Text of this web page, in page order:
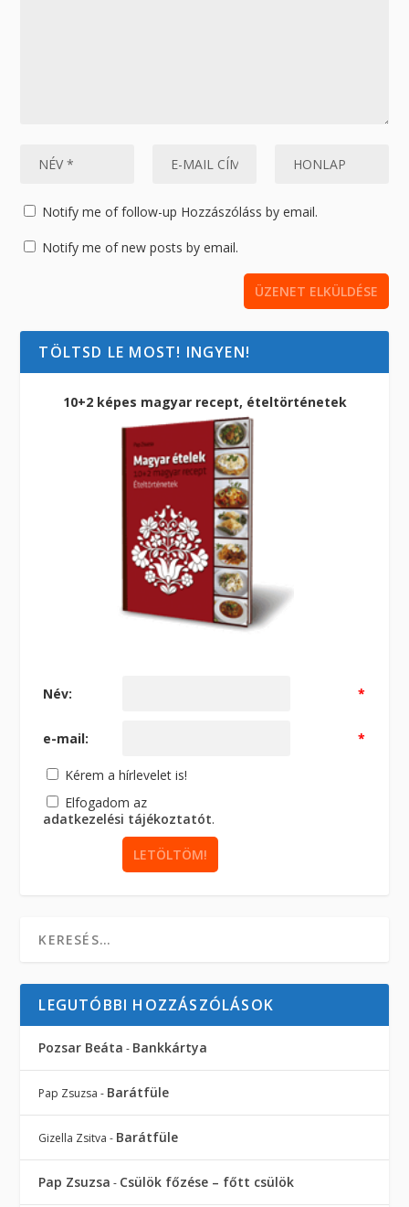
Notify me of follow-up Hozzászóláss by email.
Notify me of new posts by email.
TÖLTSD LE MOST! INGYEN!
10+2 képes magyar recept, ételtörténetek
Név: *
e-mail: *
Kérem a hírlevelet is!
Elfogadom az
adatkezelési tájékoztatót.
LEGUTÓBBI HOZZÁSZÓLÁSOK
Pozsar Beáta - Bankkártya
Pap Zsuzsa - Barátfüle
Gizella Zsitva - Barátfüle
Pap Zsuzsa - Csülök főzése – főtt csülök